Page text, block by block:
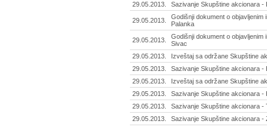
29.05.2013.
Sazivanje Skupštine akcionara
29.05.2013.
Godišnji dokument o
Palanka
29.05.2013.
Godišnji dokument o
Sivac
29.05.2013.
Izveštaj sa održane Skupštine
29.05.2013.
Sazivanje Skupštine akcionara -
29.05.2013.
Izveštaj sa održane Skupštine
29.05.2013.
Sazivanje Skupštine akcionara
29.05.2013.
Sazivanje Skupštine akcionara -
29.05.2013.
Sazivanje Skupštine akcionara